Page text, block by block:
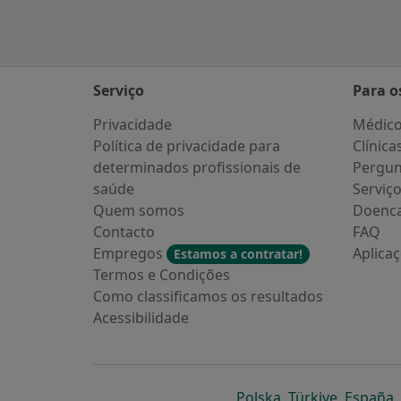
Serviço
Privacidade
Política de privacidade para
determinados profissionais de
saúde
Quem somos
Contacto
Empregos
Estamos a contratar!
Termos e Condições
Como classificamos os resultados
Acessibilidade
Para
FAQ
abre num novo
abre